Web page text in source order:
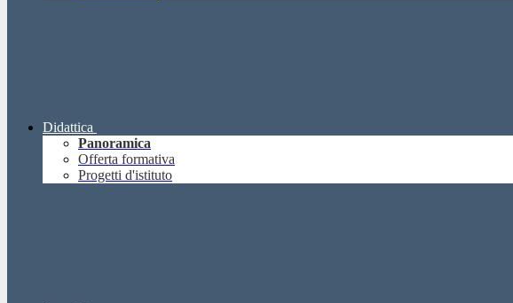
Didattica
Panoramica
Offerta formativa
Progetti d'istituto